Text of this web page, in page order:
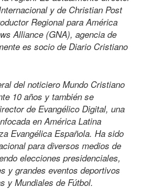
y de Christian Post
Regional para América
Alliance (GNA), agencia de
es socio de Diario Cristiano
del noticiero Mundo Cristiano
10 años y también se
de Evangélico Digital, una
en América Latina
Evangélica Española. Ha sido
para diversos medios de
elecciones presidenciales,
y grandes eventos deportivos
y Mundiales de Fútbol.